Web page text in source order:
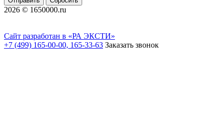
2026 © 1650000.ru
Сайт разработан в «РА ЭКСТИ»
+7 (499) 165-00-00, 165-33-63 Заказать звонок